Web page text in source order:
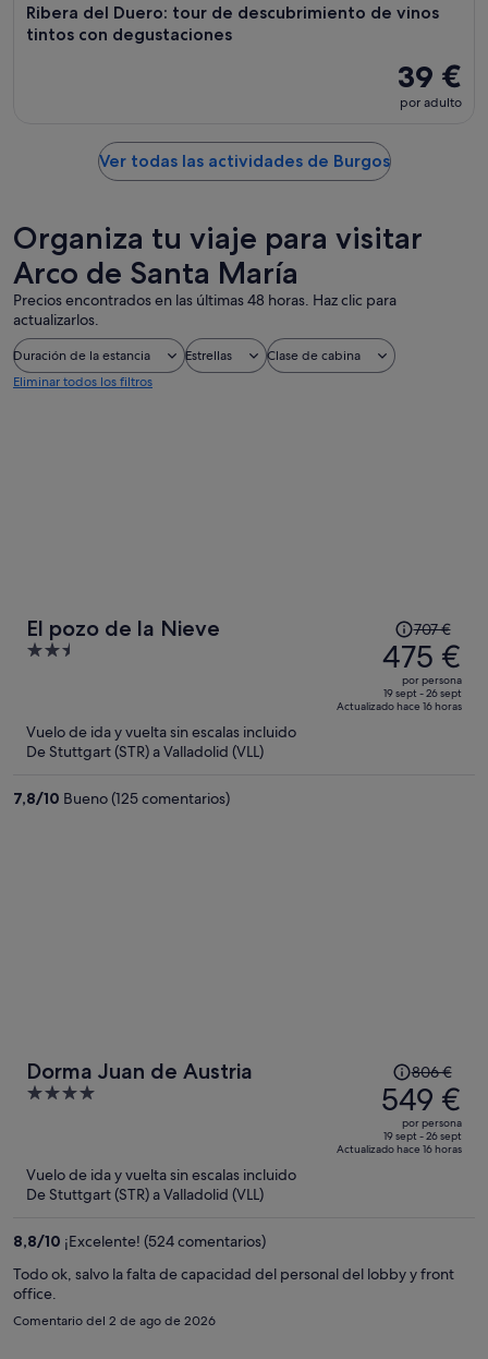
Ribera del Duero: tour de descubrimiento de vinos
tintos con degustaciones
39 €
por adulto
Ver todas las actividades de Burgos
Organiza tu viaje para visitar
Arco de Santa María
Precios encontrados en las últimas 48 horas. Haz clic para
actualizarlos.
Duración de la estancia Estrellas
Clase de cabina
Eliminar todos los filtros
El pozo de la Nieve
2.5
precio
era
de
707 €,
707 €
475 €
por persona
19 sept - 26 sept
Actualizado hace 16 horas
Vuelo de ida y vuelta sin escalas incluido
De Stuttgart (STR) a Valladolid (VLL)
7,8/10 Bueno (125 comentarios)
Dorma Juan de Austria
4
5
El
precio
era
de
806 €,
por
806 €
549 €
por persona
19 sept - 26 sept
Actualizado hace 16 horas
Vuelo de ida y vuelta sin escalas incluido
De Stuttgart (STR) a Valladolid (VLL)
8,8/10 ¡Excelente! (524 comentarios)
Todo ok, salvo la falta de capacidad del personal del lobby y front
office.
Comentario del 2 de ago de 2026